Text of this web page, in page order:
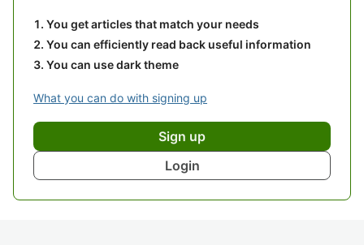
You get articles that match your needs
You can efficiently read back useful information
You can use dark theme
What you can do with signing up
Sign up
Login